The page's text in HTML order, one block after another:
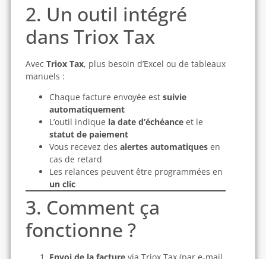
2. Un outil intégré
dans Triox Tax
Avec Triox Tax, plus besoin d’Excel ou de tableaux
manuels :
Chaque facture envoyée est suivie
automatiquement
L’outil indique la date d’échéanceet le
statut de paiement
Vous recevez des alertes automatiquesen
cas de retard
Les relances peuvent être programmées en
un clic
3. Comment ça
fonctionne ?